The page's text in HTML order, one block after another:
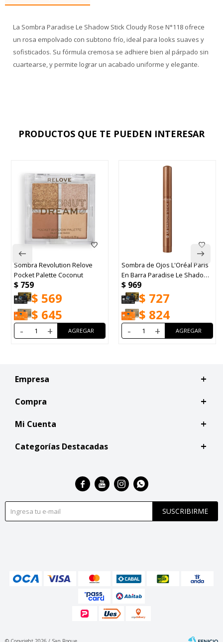
La Sombra Paradise Le Shadow Stick Cloudy Rose N°118 ofrece
un rosa empolvado con subtono frío, ideal para looks suaves y
sofisticados. Su fórmula cremosa se adhiere bien al párpado sin
cuartearse, y permite lograr un acabado uniforme y elegante.
PRODUCTOS QUE TE PUEDEN INTERESAR
Sombra Revolution Relove
Pocket Palette Coconut
$ 759
$ 569
$ 645
- +
Sombra de Ojos L'Oréal Paris
En Barra Paradise Le Shadow
Stick Tono Magne Bronze
N°230
$ 969
$ 727
$ 824
- +
Empresa
Compra
Mi Cuenta
Categorías Destacadas
SUSCRIBIRME
   